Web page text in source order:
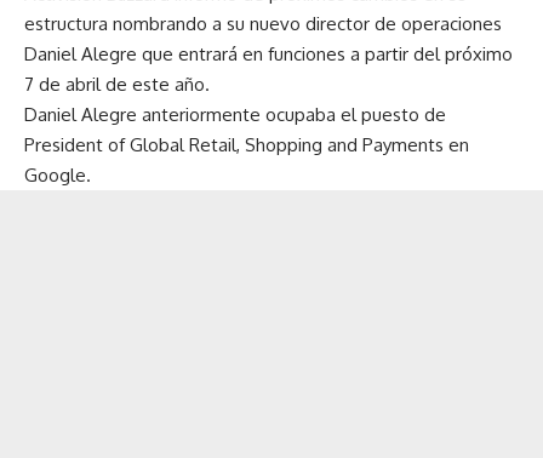
estructura nombrando a su nuevo director de operaciones
Daniel Alegre que entrará en funciones a partir del próximo
7 de abril de este año.
Daniel Alegre anteriormente ocupaba el puesto de
President of Global Retail, Shopping and Payments en
Google.